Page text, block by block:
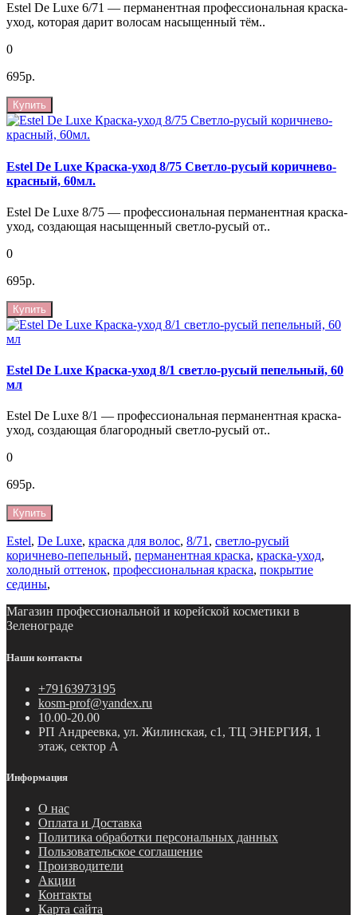
Estel De Luxe 6/71 — перманентная профессиональная краска-
уход, которая дарит волосам насыщенный тём..
0
695р.
Купить
Estel De Luxe Краска-уход 8/75 Светло-русый коричнево-
красный, 60мл.
Estel De Luxe 8/75 — профессиональная перманентная краска-
уход, создающая насыщенный светло-русый от..
0
695р.
Купить
Estel De Luxe Краска-уход 8/1 светло-русый пепельный, 60
мл
Estel De Luxe 8/1 — профессиональная перманентная краска-
уход, создающая благородный светло-русый от..
0
695р.
Купить
Estel, De Luxe, краска для волос, 8/71 , светло-русый
коричнево-пепельный, перманентная краска, краска-уход,
холодный оттенок, профессиональная краска, покрытие
седины,
Магазин профессиональной и корейской косметики в
Зеленограде
Наши контакты
+79163973195
kosm-prof@yandex.ru
10.00-20.00
РП Андреевка, ул. Жилинская, с1, ТЦ ЭНЕРГИЯ, 1
этаж, сектор А
Информация
О нас
Оплата и Доставка
Политика обработки персональных данных
Пользовательское соглашение
Производители
Акции
Контакты
Карта сайта